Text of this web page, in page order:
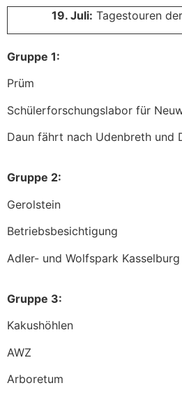
19. Juli: Tagestouren
Gruppe 1:
Prüm
Schülerforschungslabor für
Daun fährt nach Udenbreth und
Gruppe 2:
Gerolstein
Betriebsbesichtigung
Adler- und Wolfspark Kasselburg
Gruppe 3:
Kakushöhlen
AWZ
Arboretum